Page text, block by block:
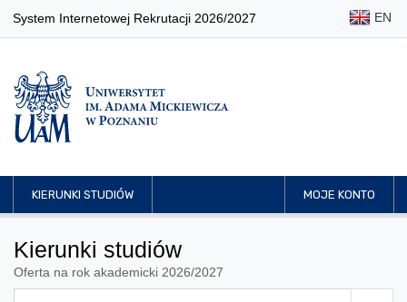
System Internetowej Rekrutacji 2026/2027 EN
KIERUNKI STUDIÓW MOJE KONTO
Kierunki studiów
Oferta na rok akademicki 2026/2027